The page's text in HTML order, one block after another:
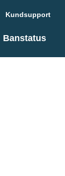
Kundsupport
Banstatus